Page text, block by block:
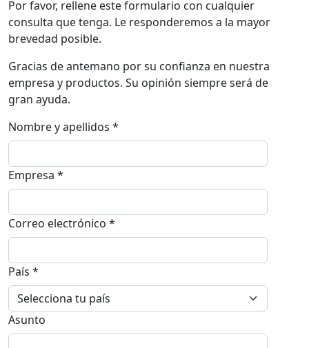
Por favor, rellene este formulario con cualquier
consulta que tenga. Le responderemos a la mayor
brevedad posible.
Gracias de antemano por su confianza en nuestra
empresa y productos. Su opinión siempre será de
gran ayuda.
Nombre y apellidos *
Empresa *
Correo electrónico *
País *
Asunto